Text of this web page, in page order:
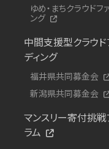
ゆめ・まちクラウドフ
ング
中間支援型クラウド
ディング
福井県共同募金会
新潟県共同募金会
マンスリー寄付挑
ラム